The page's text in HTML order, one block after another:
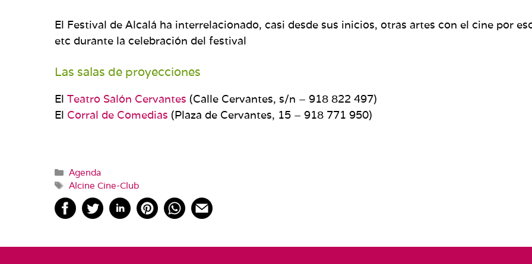
El Festival de Alcalá ha interrelacionado, casi desde sus inicios, otras artes con el cine por
etc durante la celebración del festival
Las salas de proyecciones
El Teatro Salón Cervantes (Calle Cervantes, s/n – 918 822 497)
El Corral de Comedias (Plaza de Cervantes, 15 – 918 771 950)
Categorías
Agenda
Etiquetas
Alcine Cine-Club